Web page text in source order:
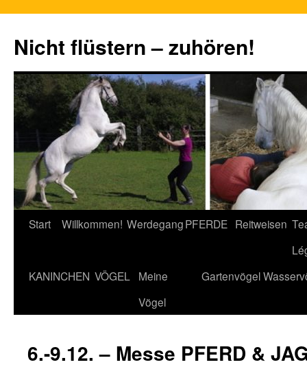
Nicht flüstern – zuhören!
Zum
springen
Start Willkommen! WerdegangPFERDE Reitweisen
KANINCHEN VÖGEL
Meine
Vögel
Gartenvögel
6.-9.12. – Messe PFERD &